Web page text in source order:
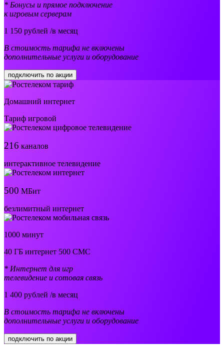
* Бонусы и прямое подключение
к игровым серверам
1 150 рублей /в месяц
В стоимость тарифа не включены
дополнительные услуги и оборудование
подключить по акции
Домашний интернет
Тариф игровой
216 каналов
интерактивное телевидение
500 МБит
безлимитный интернет
1000 минут
40 ГБ интернет 500 СМС
* Интернет для игр
телевидение и сотовая связь
1 400 рублей /в месяц
В стоимость тарифа не включены
дополнительные услуги и оборудование
подключить по акции